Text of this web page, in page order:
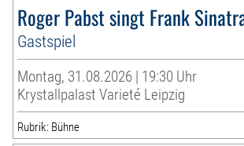
Roger Pabst singt Frank
Gastspiel
Montag, 31.08.2026 | 19:30 Uhr
Krystallpalast Varieté Leipzig
Rubrik: Bühne